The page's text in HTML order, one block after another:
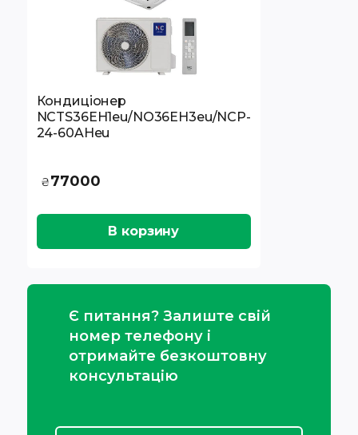
Кондиціонер
NCTS36EH1eu/NO36EH3eu/NCP-
24-60AHeu
₴77000
В корзину
Є питання? Залиште свій
номер телефону і
отримайте безкоштовну
консультацію